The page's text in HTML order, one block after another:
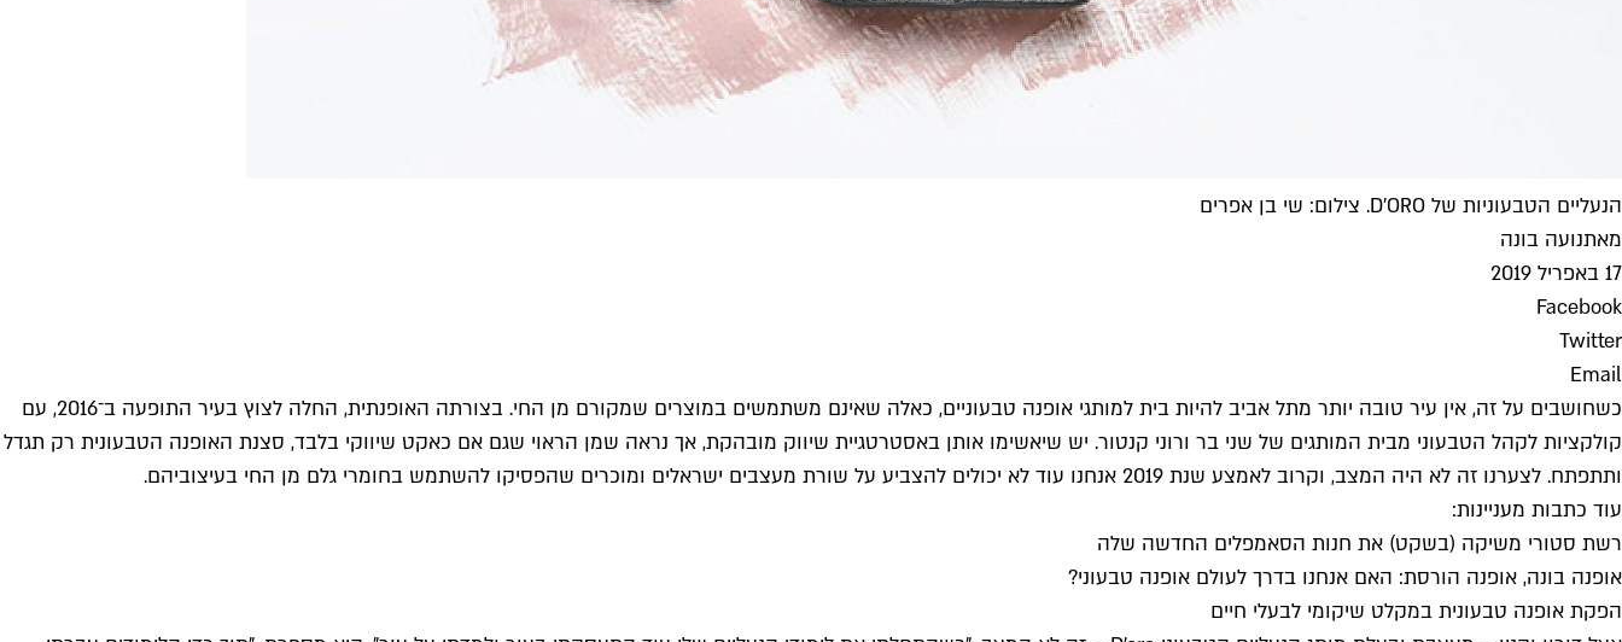
הנעליים הטבעוניות של D'ORO. צילום: שי בן אפרים
מאתנועה בונה
17 באפריל 2019
Facebook
Twitter
Email
כשחושבים על זה, אין עיר טובה יותר מתל אביב להיות בית למותגי אופנה טבעוניים, כאלה שאינם משתמשים במוצרים שמקורם מן החי. בצורתה האופנתית, החלה לצוץ בעיר התופעה ב־2016, עם
קולקציות לקהל הטבעוני מבית המותגים של שני בר ורוני קנטור. יש שיאשימו אותן באסטרטגיית שיווק מובהקת, אך נראה שמן הראוי שגם אם כאקט שיווקי בלבד, סצנת האופנה הטבעונית רק תגדל
ותתפתח. לצערנו זה לא היה המצב, וקרוב לאמצע שנת 2019 אנחנו עוד לא יכולים להצביע על שורת מעצבים ישראלים ומוכרים שהפסיקו להשתמש בחומרי גלם מן החי בעיצוביהם.
עוד כתבות מעניינות:
רשת סטורי משיקה (בשקט) את חנות הסאמפלים החדשה שלה
אופנה בונה, אופנה הורסת: האם אנחנו בדרך לעולם אופנה טבעוני?
הפקת אופנה טבעונית במקלט שיקומי לבעלי חיים